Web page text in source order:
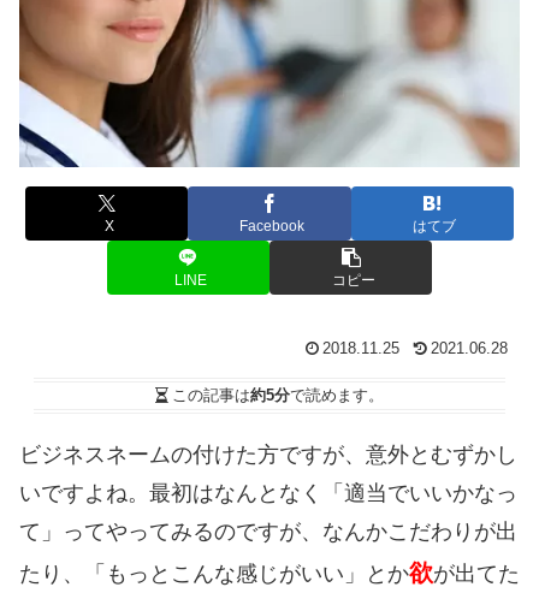
X Facebook はてブ
LINE コピー
2018.11.25 2021.06.28
この記事は約5分で読めます。
ビジネスネームの付けた方ですが、意外とむずかし
いですよね。最初はなんとなく「適当でいいかなっ
て」ってやってみるのですが、なんかこだわりが出
たり、「もっとこんな感じがいい」とか欲が出てた